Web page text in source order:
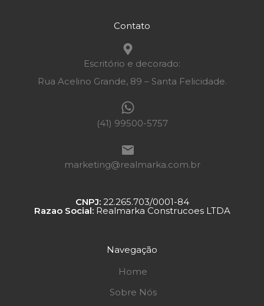
Contato
Escritório e decorado:
Rua Acelino Grande, 89 – Santa Felicidade.
(41) 99500-5757
marketing@realmarka.com.br
CNPJ:22.265.703/0001-84
Razao Social:Realmarka Construcoes LTDA
Navegação
Home
Sobre Nós